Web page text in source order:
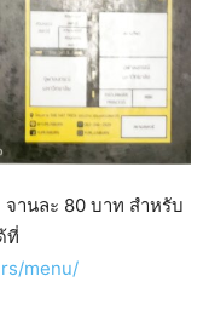
านละ 80 บาท สำหรับ
ที่
menu/